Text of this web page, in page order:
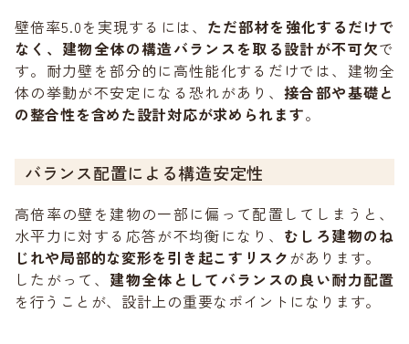
壁倍率5.0を実現するには、 ただ部材を強化するだけで
なく、建物全体の構造バランスを取る設計が不可欠で
す。耐力壁を部分的に高性能化するだけでは、建物全
体の挙動が不安定になる恐れがあり、接合部や基礎と
の整合性を含めた設計対応が求められます。
バランス配置による構造安定性
高倍率の壁を建物の一部に偏って配置してしまうと、
水平力に対する応答が不均衡になり、 むしろ建物のね
じれや局部的な変形を引き起こすリスク があります。
したがって、 建物全体としてバランスの良い耐力配置
を行うことが、設計上の重要なポイントになります。